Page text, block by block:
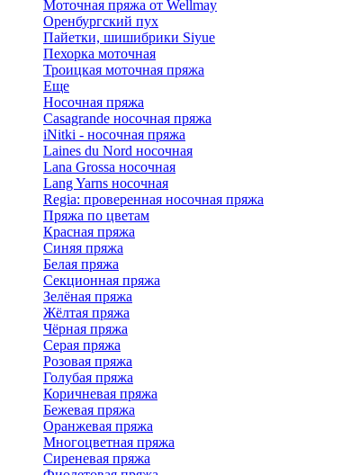
Моточная пряжа от Wellmay
Оренбургский пух
Пайетки, шишибрики Siyue
Пехорка моточная
Троицкая моточная пряжа
Еще
Носочная пряжа
Casagrande носочная пряжа
iNitki - носочная пряжа
Laines du Nord носочная
Lana Grossa носочная
Lang Yarns носочная
Regia: проверенная носочная пряжа
Пряжа по цветам
Красная пряжа
Синяя пряжа
Белая пряжа
Секционная пряжа
Зелёная пряжа
Жёлтая пряжа
Чёрная пряжа
Серая пряжа
Розовая пряжа
Голубая пряжа
Коричневая пряжа
Бежевая пряжа
Оранжевая пряжа
Многоцветная пряжа
Сиреневая пряжа